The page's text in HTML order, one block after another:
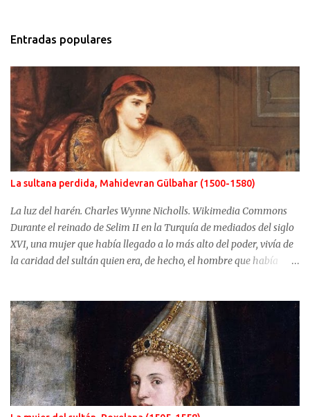
Entradas populares
La sultana perdida, Mahidevran Gülbahar (1500-1580)
La luz del harén. Charles Wynne Nicholls. Wikimedia Commons
Durante el reinado de Selim II en la Turquía de mediados del siglo
XVI, una mujer que había llegado a lo más alto del poder, vivía de
la caridad del sultán quien era, de hecho, el hombre que había
fue su madre, la sultana Roxelana, quien después de ganarse el
favor del poderoso Solimán, consiguió que su primera esposa y su
hijo fueran alejados del poder. Mahidevran fue una mujer con
orígenes desconocidos que consiguió ser la reina del harén de una
Turquía que puso en jaque a Europa y terminó sus días desterrada
y olvidada. Mahidevran Sultan nació alrededor del año 1500 pero
sus primeros años de vida son desconocidos. Algunas fuentes